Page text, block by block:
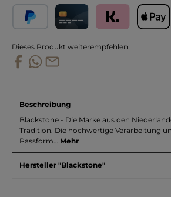
Dieses Produkt weiterempfehlen:
Beschreibung
Blackstone - Die Marke aus den
Tradition. Die hochwertige Verarbeitung
Passform… Mehr
Hersteller "Blackstone"